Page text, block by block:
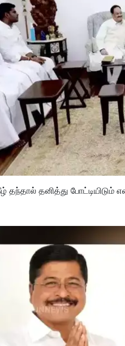
தந்தால் தனித்து